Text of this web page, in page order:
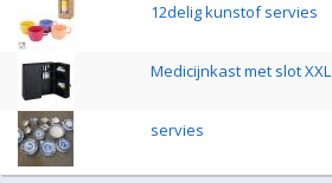
12delig kunstof servies
Medicijnkast met slot XXL
servies